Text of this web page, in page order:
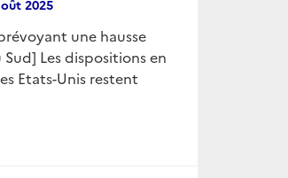
2025
une hausse
Les dispositions en
Etats-Unis restent